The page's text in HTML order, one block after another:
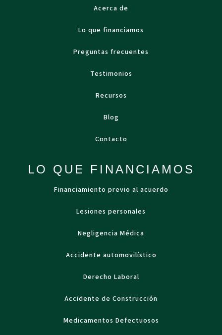
Acerca de
Lo que financiamos
Preguntas frecuentes
Testimonios
Recursos
Blog
Contacto
LO QUE FINANCIAMOS
Financiamiento previo al acuerdo
Lesiones personales
Negligencia Médica
Accidente automovilístico
Derecho Laboral
Accidente de Construcción
Medicamentos Defectuosos